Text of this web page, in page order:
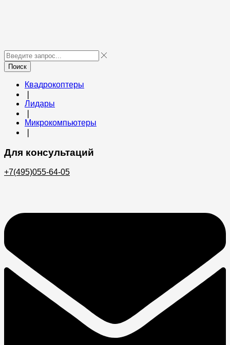
Поиск
Квадрокоптеры
Лидары
Микрокомпьютеры
Для консультаций
+7(495)055-64-05